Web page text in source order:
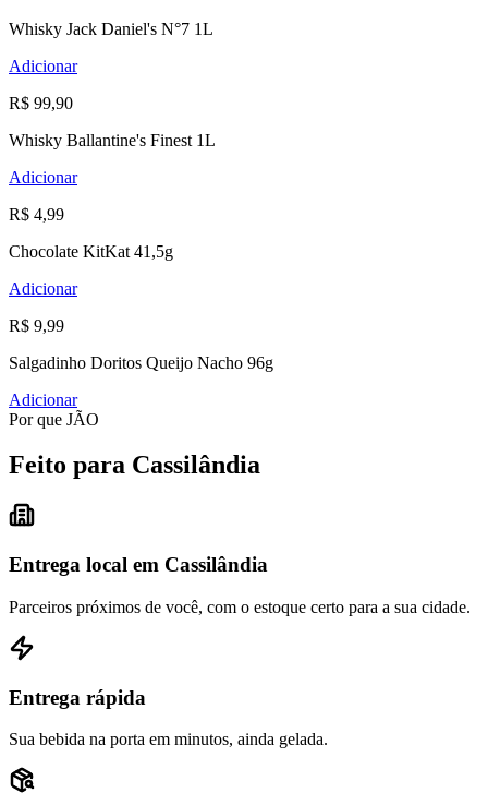
Whisky Jack Daniel's N°7 1L
Adicionar
R$ 99,90
Whisky Ballantine's Finest 1L
Adicionar
R$ 4,99
Chocolate KitKat 41,5g
Adicionar
R$ 9,99
Salgadinho Doritos Queijo Nacho 96g
Adicionar
Por que JÃO
Feito para Cassilândia
Entrega local em Cassilândia
Parceiros próximos de você, com o estoque certo para a sua cidade.
Entrega rápida
Sua bebida na porta em minutos, ainda gelada.